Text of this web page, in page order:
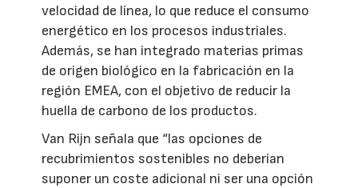
velocidad de línea, lo que reduce el consumo
energético en los procesos industriales.
Además, se han integrado materias primas
de origen biológico en la fabricación en la
región EMEA, con el objetivo de reducir la
huella de carbono de los productos.
Van Rijn señala que “las opciones de
recubrimientos sostenibles no deberían
suponer un coste adicional ni ser una opción